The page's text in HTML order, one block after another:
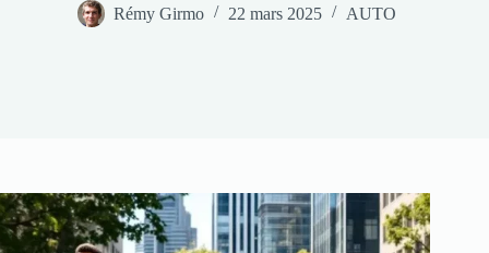
Rémy Girmo 22 mars 2025 AUTO